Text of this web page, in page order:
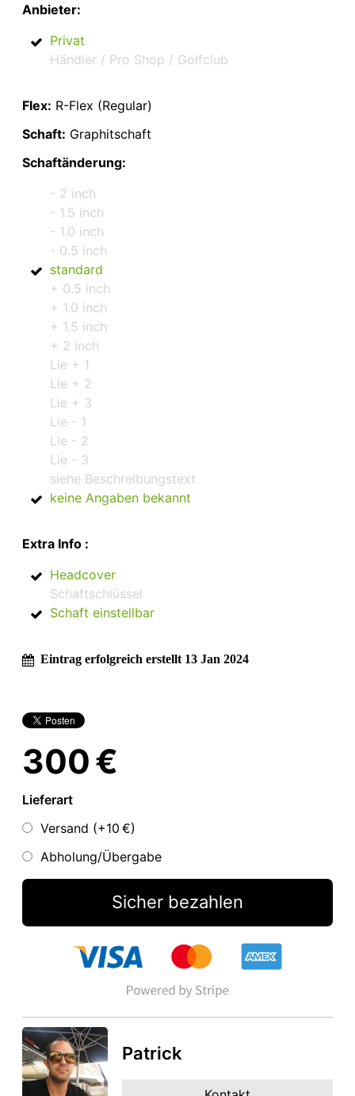
Anbieter:
Privat
Händler / Pro Shop / Golfclub
Flex: R-Flex (Regular)
Schaft: Graphitschaft
Schaftänderung:
- 2 inch
- 1.5 inch
- 1.0 inch
- 0.5 inch
standard
+ 0.5 inch
+ 1.0 inch
+ 1.5 inch
+ 2 inch
Lie + 1
Lie + 2
Lie + 3
Lie - 1
Lie - 2
Lie - 3
siehe Beschreibungstext
keine Angaben bekannt
Extra Info :
Headcover
Schaftschlüssel
Schaft einstellbar
Eintrag erfolgreich erstellt 13 Jan 2024
300 €
Lieferart
Versand (+10 €)
Abholung/Übergabe
Sicher bezahlen
Patrick